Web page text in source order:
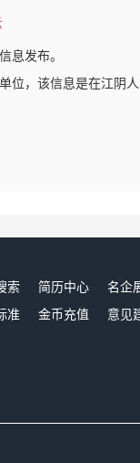
息发布。
位，该信息是在江阴人
索 简历中心 名企
准
金币充值 意见